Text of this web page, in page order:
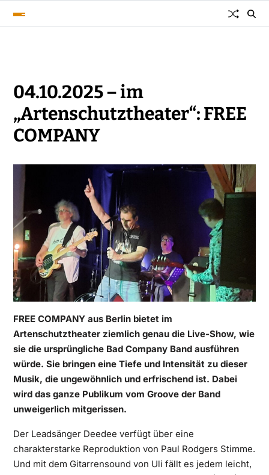
04.10.2025 – im
„Artenschutztheater“: FREE
COMPANY
FREE COMPANY aus Berlin bietet im
Artenschutztheater ziemlich genau die Live-Show, wie
sie die ursprüngliche Bad Company Band ausführen
würde. Sie bringen eine Tiefe und Intensität zu dieser
Musik, die ungewöhnlich und erfrischend ist. Dabei
wird das ganze Publikum vom Groove der Band
unweigerlich mitgerissen.
Der Leadsänger Deedee verfügt über eine
charakterstarke Reproduktion von Paul Rodgers Stimme.
Und mit dem Gitarrensound von Uli fällt es jedem leicht,